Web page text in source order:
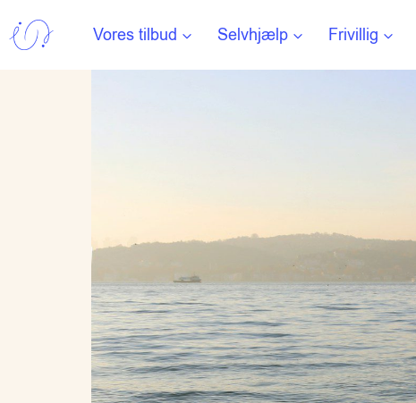
til
Vores tilbud Selvhjælp Frivillig